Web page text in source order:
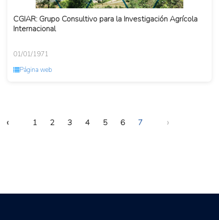
CGIAR: Grupo Consultivo para la Investigación Agrícola
Internacional
01/01/1971
Página web
‹ 1 2 3 4 5 6 7 ›